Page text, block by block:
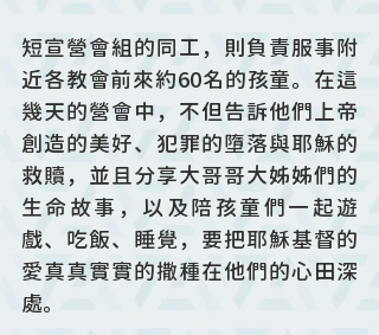
短宣營會組的同工，則負責服事附
近各教會前來約60名的孩童。在這
幾天的營會中，不但告訴他們上帝
創造的美好、犯罪的墮落與耶穌的
救贖，並且分享大哥哥大姊姊們的
生命故事，以及陪孩童們一起遊
戲、吃飯、睡覺，要把耶穌基督的
愛真真實實的撒種在他們的心田深
處。